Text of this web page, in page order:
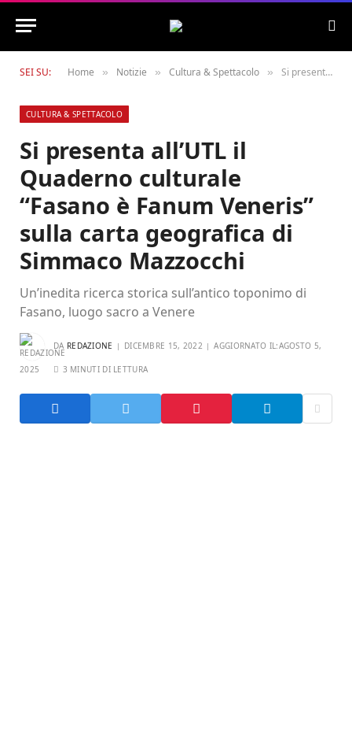
SEI SU: Home » Notizie » Cultura & Spettacolo » Si presenta all’UTL il Quaderno culturale “Fasano è Fanum Veneris” sulla carta geografica di Simmaco Mazzocchi
CULTURA & SPETTACOLO
Si presenta all’UTL il
Quaderno culturale
“Fasano è Fanum Veneris”
sulla carta geografica di
Simmaco Mazzocchi
Un’inedita ricerca storica sull’antico toponimo di
Fasano, luogo sacro a Venere
DA REDAZIONE DICEMBRE 15, 2022 AGGIORNATO IL:AGOSTO 5,
2025 3 MINUTI DI LETTURA